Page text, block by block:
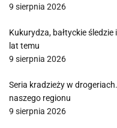
9 sierpnia 2026
Kukurydza, bałtyckie
lat temu
9 sierpnia 2026
Seria kradzieży w
naszego regionu
9 sierpnia 2026